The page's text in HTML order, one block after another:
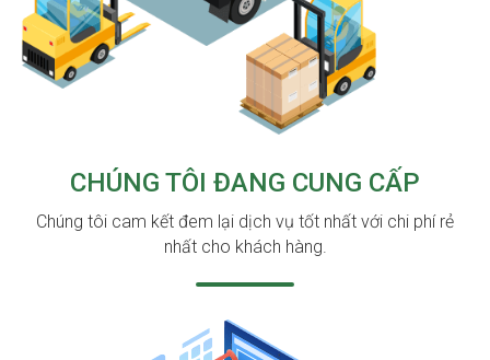
CHÚNG TÔI ĐANG CUNG CẤP
Chúng tôi cam kết đem lại dịch vụ tốt nhất với chi phí rẻ
nhất cho khách hàng.